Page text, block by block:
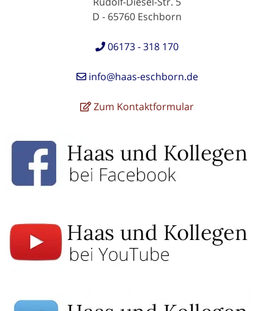
D - 65760 Eschborn
06173 - 318 170
info@haas-eschborn.de
Zum Kontaktformular